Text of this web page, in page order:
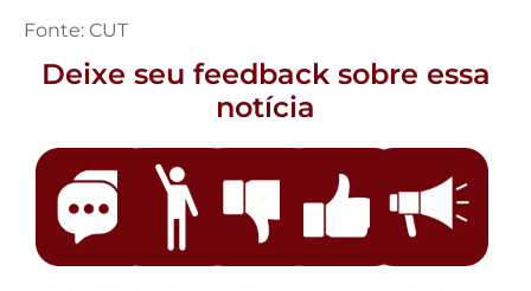
Fonte: CUT
Deixe seu feedback sobre essa
notícia